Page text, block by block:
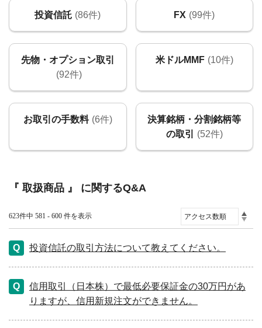
投資信託 (86件) FX (99件)
先物・オプション取引
(92件)
米ドルMMF (10件)
お取引の手数料 (6件)
決算銘柄・分割銘柄等
の取引
(52件)
『 取扱商品 』 に関するQ&A
623件中 581 - 600 件を表示
投資信託の取引方法について教えてください。
信用取引（日本株）で最低必要保証金の30万円があ
りますが、信用新規注文ができません。